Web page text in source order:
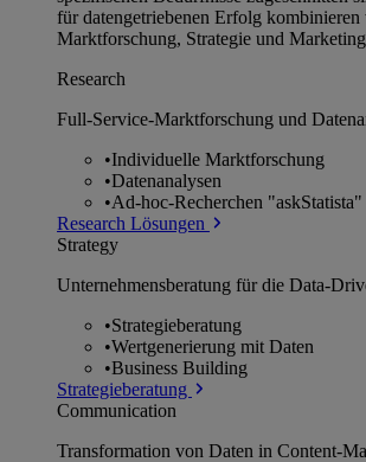
für datengetriebenen Erfolg
Marktforschung, Strategie und
Research
Full-Service-Marktforschung und
•Individuelle Marktforschung
•Datenanalysen
•Ad-hoc-Recherchen "askStatista"
Research Lösungen
Strategy
Unternehmens­beratung für die Data-
•Strategieberatung
•Wertgenerierung mit Daten
•Business Building
Strategieberatung
Communication
Transformation von Daten in Content-